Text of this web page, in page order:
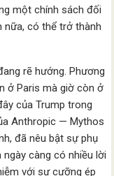
một chính sách đối
nữa, có thể trở thành
rẽ hướng. Phương
ở Paris mà giờ còn ở
của Trump trong
Anthropic — Mythos
đã nêu bật sự phụ
càng có nhiều lời
với sự cưỡng ép